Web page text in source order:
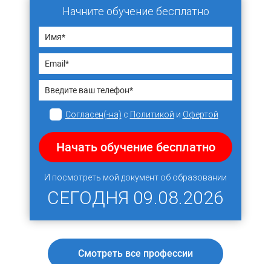
Начните обучение бесплатно
Согласен(-на) с Политикой и Офертой
Начать обучение бесплатно
И посмотреть мой документ об образовании
СЕГОДНЯ 09.08.2026
Смотреть все профессии